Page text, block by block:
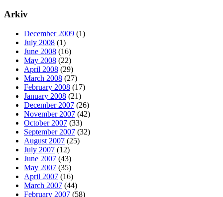
Arkiv
December 2009 (1)
July 2008 (1)
June 2008 (16)
May 2008 (22)
April 2008 (29)
March 2008 (27)
February 2008 (17)
January 2008 (21)
December 2007 (26)
November 2007 (42)
October 2007 (33)
September 2007 (32)
August 2007 (25)
July 2007 (12)
June 2007 (43)
May 2007 (35)
April 2007 (16)
March 2007 (44)
February 2007 (58)